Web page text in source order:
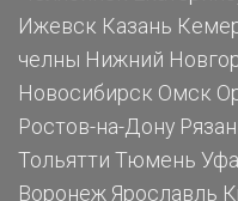
Ижевск Казань
челны Нижний
Новосибирск Омск
Ростов-на-Дону
Тольятти Тюмень Уфа
Воронеж Ярославль